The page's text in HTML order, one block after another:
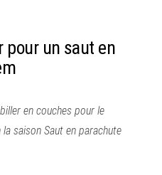
pour un saut en
en couches pour le
saison Saut en parachute